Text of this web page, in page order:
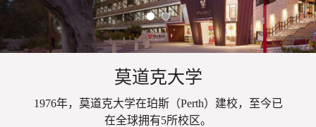
莫道克大学
1976年，莫道克大学在珀斯（Perth）建校，至今已
在全球拥有5所校区。